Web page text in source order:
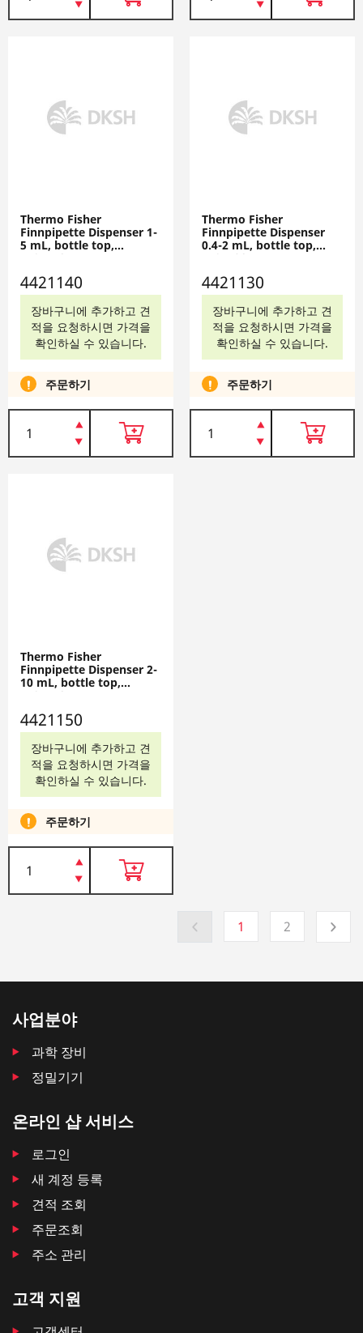
Thermo Fisher
Finnpipette Dispenser 1-
5 mL, bottle top,
4421140
4421140
장바구니에 추가하고 견
적을 요청하시면 가격을
확인하실 수 있습니다.
주문하기
Thermo Fisher
Finnpipette Dispenser
0.4-2 mL, bottle top,
4421130
4421130
장바구니에 추가하고 견
적을 요청하시면 가격을
확인하실 수 있습니다.
주문하기
Thermo Fisher
Finnpipette Dispenser 2-
10 mL, bottle top,
4421150
4421150
장바구니에 추가하고 견
적을 요청하시면 가격을
확인하실 수 있습니다.
주문하기
1 2
사업분야
과학 장비
정밀기기
온라인 샵 서비스
로그인
새 계정 등록
견적 조회
주문조회
주소 관리
고객 지원